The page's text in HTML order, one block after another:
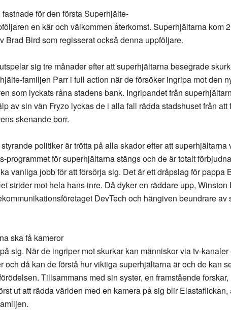
för den första Superhjälte-
en kär och välkommen återkomst. Superhjältarna kom
Brad Bird som regisserat också denna uppföljare.
sig tre månader efter att superhjältarna besegrade
familjen Parr i full action när de försöker ingripa mot den
som lyckats råna stadens bank. Ingripandet från
av sin vän Fryzo lyckas de i alla fall rädda stadshuset från att
skenande borr.
politiker är trötta på alla skador efter att superhjältarna
programmet för superhjältarna stängs och de är totalt
vanliga jobb för att försörja sig. Det är ett dråpslag för pappa
strider mot hela hans inre. Då dyker en räddare upp, Winston
DevTech och hängiven beundrare av
ska få kameror
sig. När de ingriper mot skurkar kan människor via tv-
och då kan de förstå hur viktiga superhjältarna är och de kan
Tillsammans med sin syster, en framstående
ut att rädda världen med en kamera på sig blir